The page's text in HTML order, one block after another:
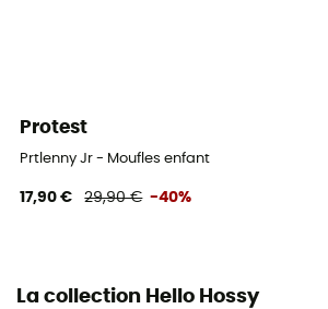
Protest
Prtlenny Jr - Moufles enfant
17,90 € 29,90 € -40%
La collection Hello Hossy